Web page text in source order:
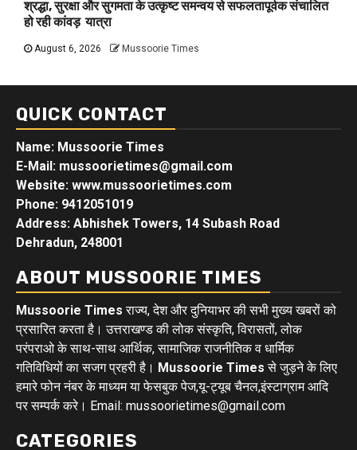
श्रद्धा, सुरक्षा और सुगमता के उत्कृष्ट समन्वय से सफलतापूर्वक संचालित
हो रही कांवड़ यात्रा
August 6, 2026 Mussoorie Times
QUICK CONTACT
Name: Mussoorie Times
E-Mail: mussoorietimes@gmail.com
Website: www.mussoorietimes.com
Phone: 9412051019
Address: Abhishek Towers, 14 Subash Road
Dehradun, 248001
ABOUT MUSSOORIE TIMES
Mussoorie Times राज्य, देश और दुनियाभर की सभी मुख्य खबरों को
प्रसारित करता है। उत्तराखण्ड की लोक संस्कृति, विरासतों, लोक
परंपराओ के साथ-साथ आर्थिक, सामाजिक राजनीतिक व धार्मिक
गतिविधियों का सजग प्रहरी है। Mussoorie Times से जुड़ने के लिए
हमारे फोन नंबर के माध्यम या फेसबुक पेज,यू-ट्यूब चैनल,इंस्टाग्राम आदि
पर सम्पर्क करे। Email: mussoorietimes@gmail.com
CATEGORIES